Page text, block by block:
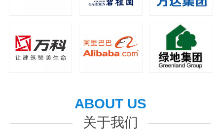
ABOUT US
关于我们